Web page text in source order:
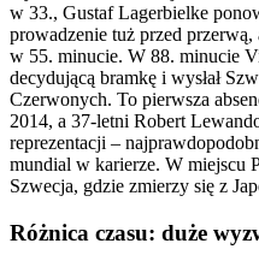
w 33., Gustaf Lagerbielke
prowadzenie tuż przed
w 55. minucie. W 88. minucie
decydującą bramkę i wysłał
Czerwonych. To pierwsza
2014, a 37-letni Robert
reprezentacji –
mundial w karierze. W miejscu
Szwecja, gdzie zmierzy się z
Różnica czasu: duże